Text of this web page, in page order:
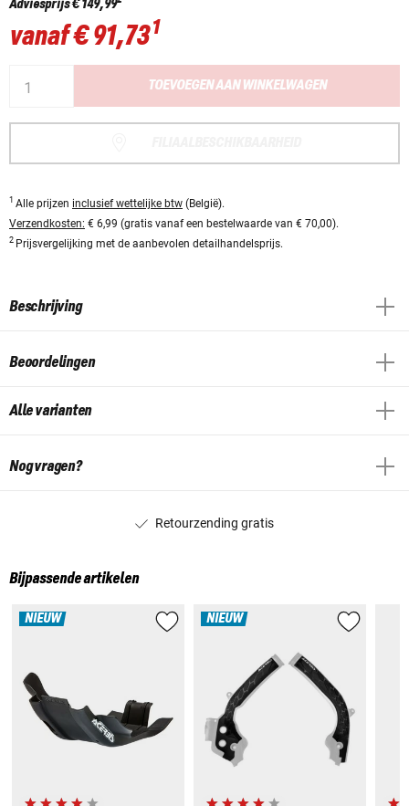
Adviesprijs€ 149,99
vanaf€ 91,731
TOEVOEGEN AAN WINKELWAGEN
1 Alle prijzen inclusief wettelijke btw (België).
Verzendkosten: € 6,99 (gratis vanaf een bestelwaarde van € 70,00).
2 Prijsvergelijking met de aanbevolen detailhandelsprijs.
Beschrijving
Beoordelingen
Alle varianten
Nog vragen?
Retourzending gratis
Bijpassende artikelen
NIEUW NIEUW